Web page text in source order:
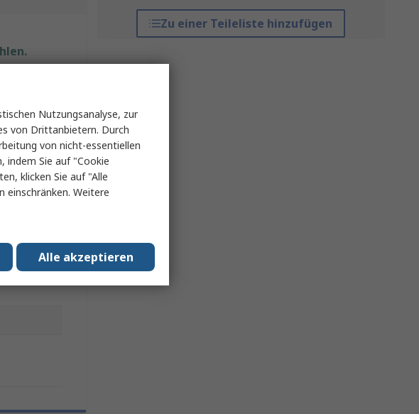
Zu einer Teileliste hinzufügen
Nutzungsanalyse, zur
von Drittanbietern. Durch
von nicht-essentiellen
indem Sie auf "Cookie
klicken Sie auf "Alle
einschränken. Weitere
Alle akzeptieren